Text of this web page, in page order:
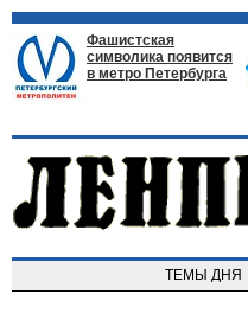
Фашистская
символика появится
в метро Петербурга
ТЕМЫ ДНЯ